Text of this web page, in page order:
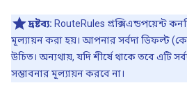
দ্রষ্টব্য: RouteRules প্রক্সিএন্ডপয়েন্ট
মূল্যায়ন করা হয়। আপনার সর্বদা ডিফল্ট
উচিত। অন্যথায়, যদি শীর্ষে থাকে তবে এটি
সম্ভাবনার মূল্যায়ন করবে না।